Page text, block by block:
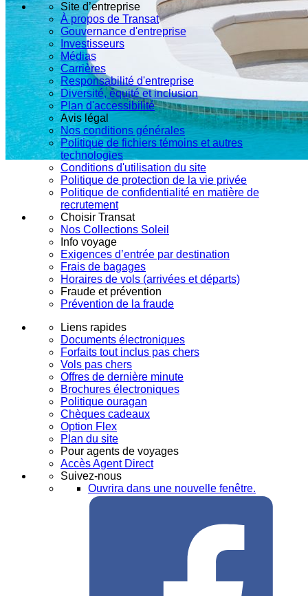
Site d’entreprise
À propos de Transat
Gouvernance d'entreprise
Investisseurs
Médias
Carrières
Responsabilité d'entreprise
Diversité, équité et inclusion
Plan d'accessibilité
Avis légal
Nos conditions générales
Politique de fichiers témoins et autres
technologies
Conditions d'utilisation du site
Politique de protection de la vie privée
Politique de confidentialité en matière de
recrutement
Choisir Transat
Nos Collections Soleil
Info voyage
Exigences d’entrée par destination
Frais de bagages
Horaires de vols (arrivées et départs)
Fraude et prévention
Prévention de la fraude
Liens rapides
Documents électroniques
Forfaits tout inclus pas chers
Vols pas chers
Offres de dernière minute
Brochures électroniques
Politique ouragan
Chèques cadeaux
Option Flex
Plan du site
Pour agents de voyages
Accès Agent Direct
Suivez-nous
Ouvrira dans une nouvelle fenêtre.